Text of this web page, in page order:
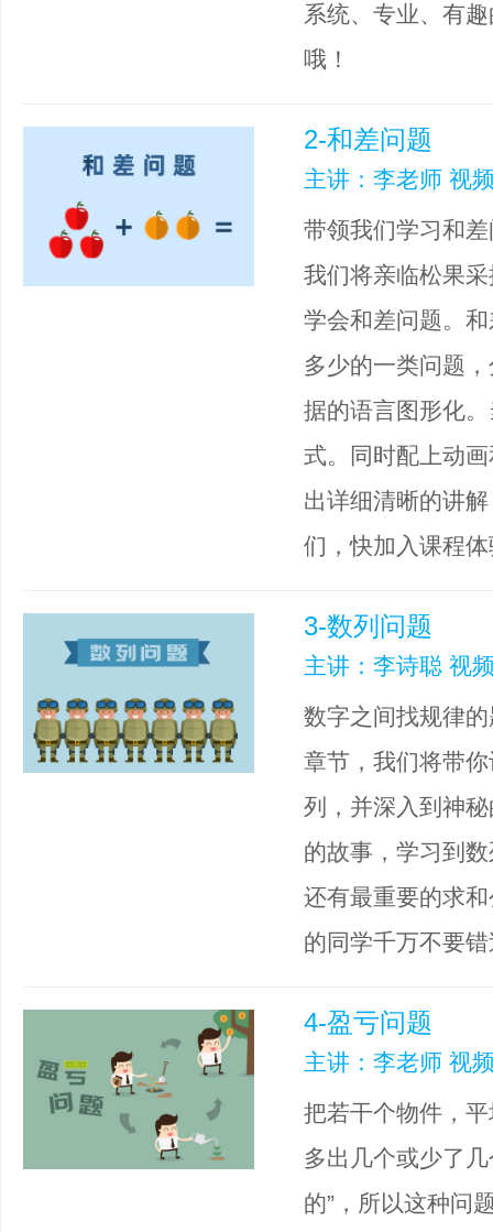
系统、专业、有
哦！
2-和差问题
主讲：李老师 视
带领我们学习和
我们将亲临松果
学会和差问题。
多少的一类问题
据的语言图形化
式。同时配上动
出详细清晰的讲
们，快加入课程
3-数列问题
主讲：李诗聪 视
数字之间找规律
章节，我们将带
列，并深入到神
的故事，学习到
还有最重要的求
的同学千万不要
4-盈亏问题
主讲：李老师 视
把若干个物件，
多出几个或少了
的”，所以这种问